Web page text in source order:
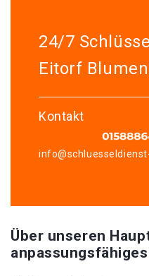
24/7
Eitorf
Kontakt
Über unseren